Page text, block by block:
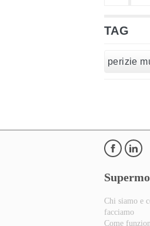
TAG
perizie
Chi siamo e
facciamo
Come